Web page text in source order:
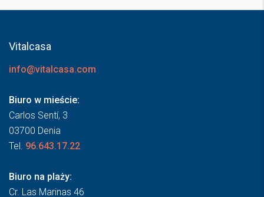
Vitalcasa
info@vitalcasa.com
Biuro w mieście:
Carlos Sentí, 3
03700 Denia
Tel. 96.643.17.22
Biuro na plaży:
Cr. Las Marinas 46